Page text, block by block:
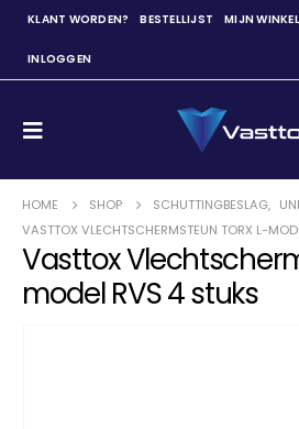
KLANT WORDEN? BESTELLIJST MIJN
INLOGGEN
HOME SHOP SCHUTTINGBESLAG,
VASTTOX VLECHTSCHERMSTEUN TORX L-
Vasttox
model RVS 4 stuks